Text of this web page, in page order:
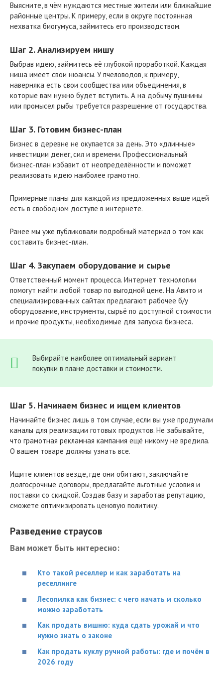
Выясните, в чём нуждаются местные жители или ближайшие
районные центры. К примеру, если в округе постоянная
нехватка биогумуса, займитесь его производством.
Шаг 2. Анализируем нишу
Выбрав идею, займитесь её глубокой проработкой. Каждая
ниша имеет свои нюансы. У пчеловодов, к примеру,
наверняка есть свои сообщества или объединения, в
которые вам нужно будет вступить. А на добычу пушнины
или промысел рыбы требуется разрешение от государства.
Шаг 3. Готовим бизнес-план
Бизнес в деревне не окупается за день. Это «длинные»
инвестиции денег, сил и времени. Профессиональный
бизнес-план избавит от неопределённости и поможет
реализовать идею наиболее грамотно.
Примерные планы для каждой из предложенных выше идей
есть в свободном доступе в интернете.
Ранее мы уже публиковали подробный материал о том как
составить бизнес-план.
Шаг 4. Закупаем оборудование и сырье
Ответственный момент процесса. Интернет технологии
помогут найти любой товар по выгодной цене. На Авито и
специализированных сайтах предлагают рабочее б/у
оборудование, инструменты, сырьё по доступной стоимости
и прочие продукты, необходимые для запуска бизнеса.
Выбирайте наиболее оптимальный вариант
покупки в плане доставки и стоимости.
Шаг 5. Начинаем бизнес и ищем клиентов
Начинайте бизнес лишь в том случае, если вы уже продумали
каналы для реализации готовых продуктов. Не забывайте,
что грамотная рекламная кампания ещё никому не вредила.
О вашем товаре должны узнать все.
Ищите клиентов везде, где они обитают, заключайте
долгосрочные договоры, предлагайте льготные условия и
поставки со скидкой. Создав базу и заработав репутацию,
сможете оптимизировать ценовую политику.
Разведение страусов
Вам может быть интересно:
Кто такой реселлер и как заработать на
реселлинге
Лесопилка как бизнес: с чего начать и сколько
можно заработать
Как продать вишню: куда сдать урожай и что
нужно знать о законе
Как продать куклу ручной работы: где и почём в
2026 году